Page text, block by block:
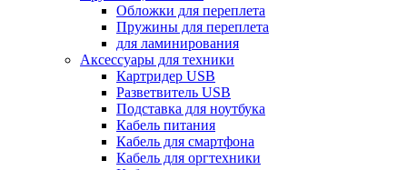
Обложки для переплета
Пружины для переплета
для ламинирования
Аксессуары для техники
Картридер USB
Разветвитель USB
Подставка для ноутбука
Кабель питания
Кабель для смартфона
Кабель для оргтехники